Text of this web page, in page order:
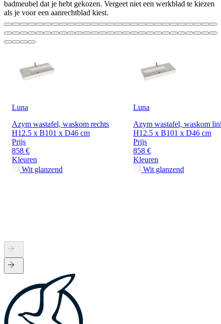
badmeubel dat je hebt gekozen. Vergeet niet een werkblad te kiezen
als je voor een aanrechtblad kiest.
Luna
Azym wastafel, waskom rechts
H12.5 x B101 x D46 cm
Prijs
858 €
Kleuren
Wit glanzend
Luna
Azym wastafel, waskom
H12.5 x B101 x D46 cm
Prijs
858 €
Kleuren
Wit glanzend